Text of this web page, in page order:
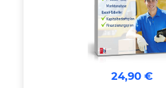
24,90 €